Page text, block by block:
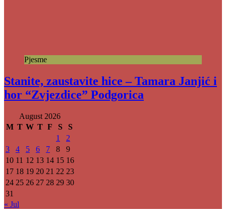
Pjesme
Stanite, zaustavite hice – Tamara Janjić i
hor “Zvjezdice” Podgorica
August 2026
M T W T F S
S
1
2
3
4 5 6 7 8
9
10 11 12 13 14 15 16
17 18 19 20 21 22 23
24 25 26 27 28 29 30
31
« Jul